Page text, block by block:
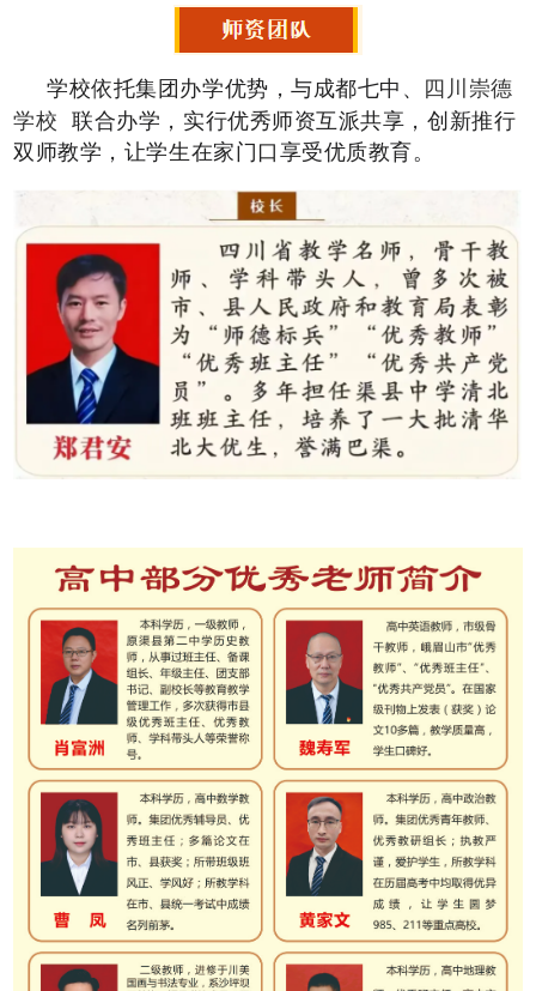
学校依托集团办学优势，与成都七中、
四川崇德
学校
联合办学，实行优秀师资互派共享，创新推行
双师教学，让学生在家门口享受优质教育。